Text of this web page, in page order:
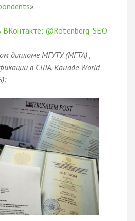
».
@Rotenberg_SEO
дипломе МГУТУ (МГТА) ,
в США, Канаде World